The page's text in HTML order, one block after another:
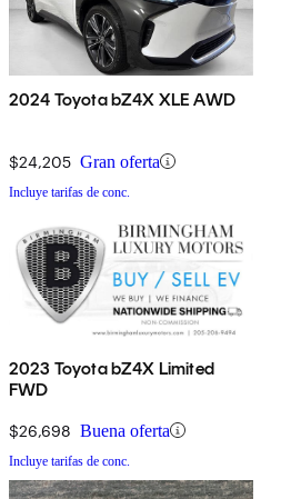
2024 Toyota bZ4X XLE AWD
$24,205 Gran oferta
Incluye tarifas de conc.
2023 Toyota bZ4X Limited
FWD
$26,698 Buena oferta
Incluye tarifas de conc.